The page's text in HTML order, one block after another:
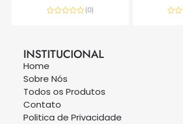
(0)
INSTITUCIONAL
Home
Sobre Nós
Todos os Produtos
Contato
Politica de Privacidade